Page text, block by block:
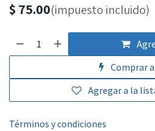
$ 75.00(impuesto incluido)
Comprar
Agregar a la
Términos y condiciones